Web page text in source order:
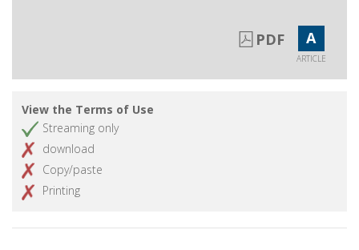
PDF A
ARTICLE
View the Terms of Use
Streaming only
download
Copy/paste
Printing